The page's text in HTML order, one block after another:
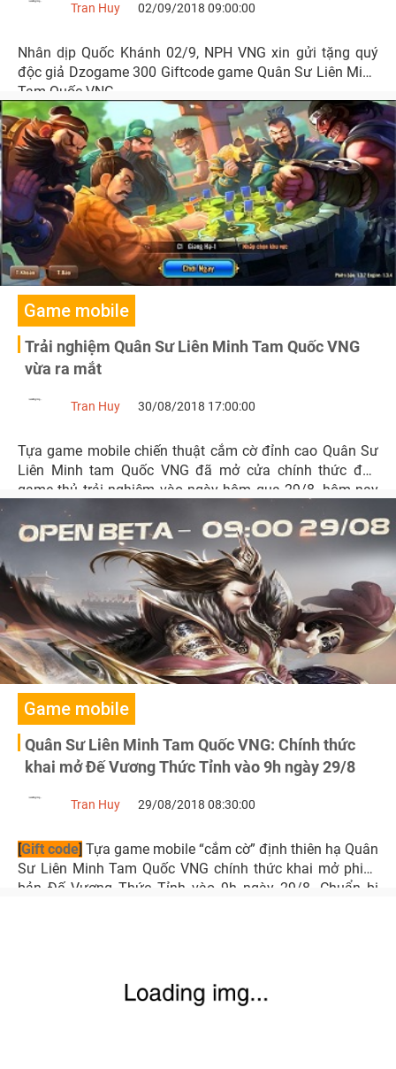
Tran Huy 02/09/2018 09:00:00
Nhân dịp Quốc Khánh 02/9, NPH VNG xin gửi tặng quý
độc giả Dzogame 300 Giftcode game Quân Sư Liên Minh
Tam Quốc VNG.
Game mobile
Trải nghiệm Quân Sư Liên Minh Tam Quốc VNG
vừa ra mắt
Tran Huy 30/08/2018 17:00:00
Tựa game mobile chiến thuật cắm cờ đỉnh cao Quân Sư
Liên Minh tam Quốc VNG đã mở cửa chính thức đón
game thủ trải nghiệm vào ngày hôm qua 29/8, hôm nay
chúng tôi xin gửi đến quý độc giả những cảm nhận của
chúng tôi sau khi trải nghiệm tựa game này.
Game mobile
Quân Sư Liên Minh Tam Quốc VNG: Chính thức
khai mở Đế Vương Thức Tỉnh vào 9h ngày 29/8
Tran Huy 29/08/2018 08:30:00
[Gift code] Tựa game mobile “cắm cờ” định thiên hạ Quân
Sư Liên Minh Tam Quốc VNG chính thức khai mở phiên
bản Đế Vương Thức Tỉnh vào 9h ngày 29/8. Chuẩn bị